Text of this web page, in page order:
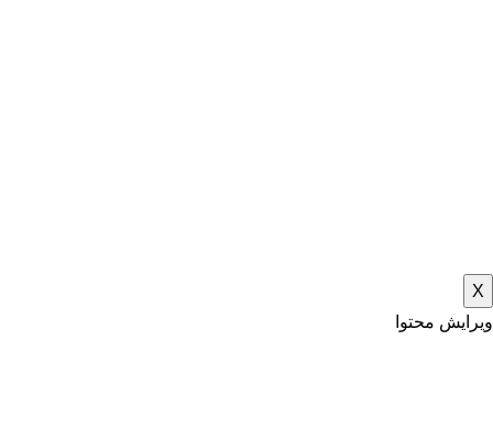
X
ویرایش محتوا